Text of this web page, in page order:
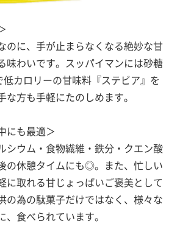
のに、手が止まらなくなる絶妙な甘
味わいです。スッパイマンには砂糖
低カロリーの甘味料『ステビア』を
な方も手軽にたのしめます。
にも最適＞
シウム・食物繊維・鉄分・クエン酸
の休憩タイムにも◎。また、忙しい
に取れる甘じょっぱいご褒美として
の為の駄菓子だけではなく、様々な
、食べられています。